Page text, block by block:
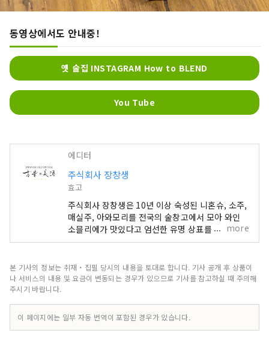
동영상에서도 안내중!
옛 술집 INSTAGRAM How to BLEND
You Tube
에디터
주식회사 장창생
효고
주식회사 장창생은 10년 이상 숙성된 니혼슈, 소주,
매실주, 아와모리를 전국의 술창고에서 모아 와인
소믈리에가 맛있다고 엄선한 유명 상표를 「옛날의
미술(이니시에노비슈)」라고 하는 고주 브랜드로
된 일본술을 아는 사람은 적을 것입니다. 알려져 있
지는 않지만 일본 황실 의례에서도 사용됩니다. 장
하고 있습니다. 2층 아와지산의 재료를 사용한 요리
와 옛날의 미술의 마시는 비교를 즐길 수 있습니다.
more
본 기사의 정보는 취재・집필 당시의 내용을 토대로 합니다. 기사 공개 후 상품이
나 서비스의 내용 및 요금이 변동되는 경우가 있으므로 기사를 참고하실 때 주의해
주시기 바랍니다.
이 페이지에는 일부 자동 번역이 포함된 경우가 있습니다.